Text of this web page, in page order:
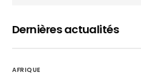
Dernières actualités
AFRIQUE